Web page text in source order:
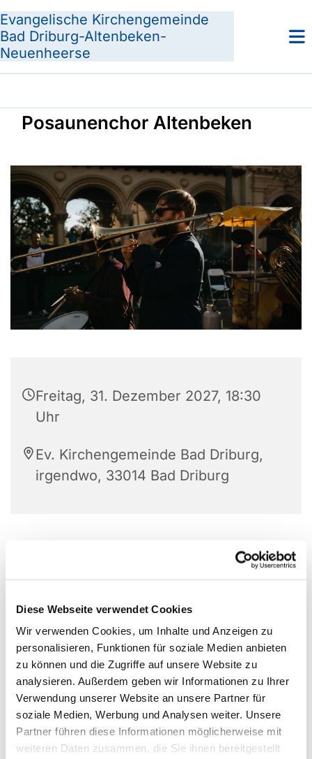
Diese Webseite verwendet Cookies
Wir verwenden Cookies, um Inhalte und Anzeigen zu
personalisieren, Funktionen für soziale Medien anbieten
zu können und die Zugriffe auf unsere Website zu
analysieren. Außerdem geben wir Informationen zu Ihrer
Verwendung unserer Website an unsere Partner für
soziale Medien, Werbung und Analysen weiter. Unsere
Partner führen diese Informationen möglicherweise mit
weiteren Daten zusammen, die Sie ihnen bereitgestellt
Evangelische Kirchengemeinde
Bad Driburg-Altenbeken-
Neuenheerse
Posaunenchor Altenbeken
Freitag, 31. Dezember 2027, 18:30
Uhr
Ev. Kirchengemeinde Bad Driburg,
irgendwo, 33014 Bad Driburg
Posaunenchor trifft sich bei Kullmers in Schwaney